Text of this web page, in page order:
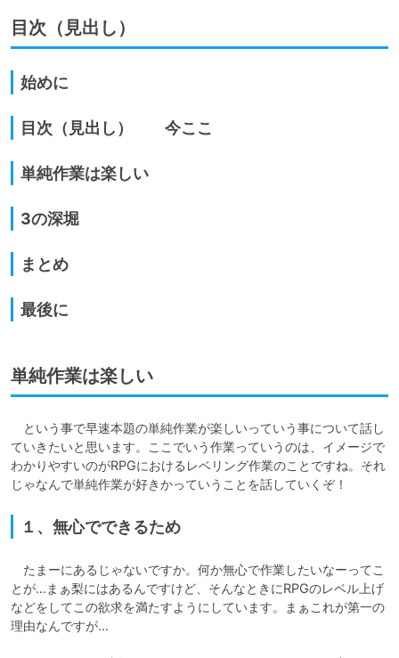
目次（見出し）
始めに
目次（見出し） 今ここ
単純作業は楽しい
3の深堀
まとめ
最後に
単純作業は楽しい
という事で早速本題の単純作業が楽しいっていう事について話し
ていきたいと思います。ここでいう作業っていうのは、イメージで
わかりやすいのがRPGにおけるレベリング作業のことですね。それ
１、無心でできるため
たまーにあるじゃないですか。何か無心で作業したいなーってこ
とが…まぁ梨にはあるんですけど、そんなときにRPGのレベル上げ
などをしてこの欲求を満たすようにしています。まぁこれが第一の
理由なんですが…